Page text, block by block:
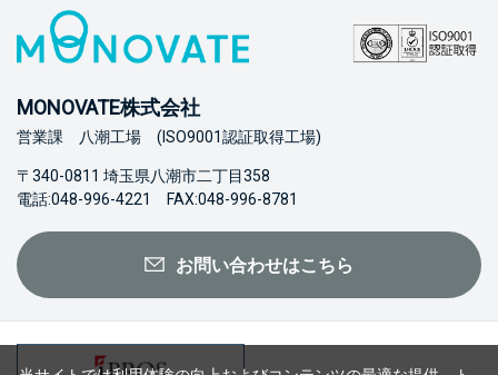
MONOVATE株式会社
営業課 八潮工場 (ISO9001認証取得工場)
〒340-0811 埼玉県八潮市二丁目358
電話:048-996-4221 FAX:048-996-8781
お問い合わせはこちら